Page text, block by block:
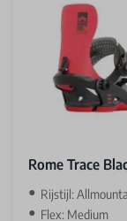
Rome Trace
Rijstijl: Allmountain
Flex: Medium